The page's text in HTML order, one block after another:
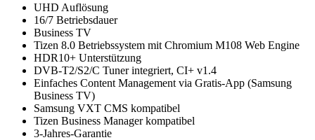
UHD Auflösung
16/7 Betriebsdauer
Business TV
Tizen 8.0 Betriebssystem mit Chromium M108 Web Engine
HDR10+ Unterstützung
DVB-T2/S2/C Tuner integriert, CI+ v1.4
Einfaches Content Management via Gratis-App (Samsung
Business TV)
Samsung VXT CMS kompatibel
Tizen Business Manager kompatibel
3-Jahres-Garantie